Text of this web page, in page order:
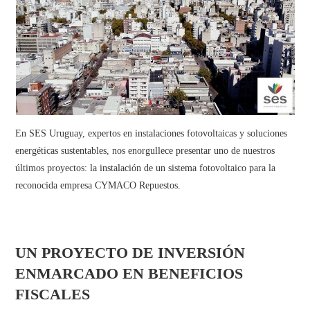
En SES Uruguay, expertos en instalaciones fotovoltaicas y soluciones
energéticas sustentables, nos enorgullece presentar uno de nuestros
últimos proyectos: la instalación de un sistema fotovoltaico para la
reconocida empresa CYMACO Repuestos.
UN PROYECTO DE INVERSIÓN
ENMARCADO EN BENEFICIOS
FISCALES